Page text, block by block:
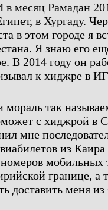
месяц Рамадан
в Хургаду.
в этом городе я
Я знаю его
В 2014 году он
к хиджре в
так
с хиджрой в
мне
из
мобильных
границе,
доставить меня